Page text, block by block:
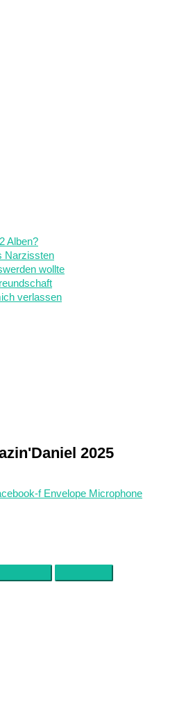
Alben?
Narzissten
wollte
verlassen
2025
f Envelope Microphone